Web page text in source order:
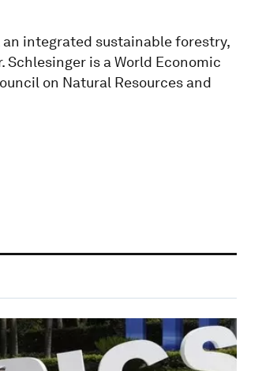
an integrated sustainable forestry,
is a World Economic
on Natural Resources and